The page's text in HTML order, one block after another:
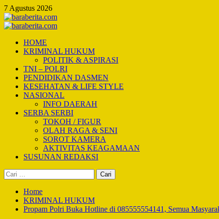
Skip
to
content
7 Agustus 2026
Primary
HOME
KRIMINAL HUKUM
POLITIK & ASPIRASI
TNI – POLRI
PENDIDIKAN DASMEN
KESEHATAN & LIFE STYLE
NASIONAL
INFO DAERAH
SERBA SERBI
TOKOH / FIGUR
OLAH RAGA & SENI
SOROT KAMERA
AKTIVITAS KEAGAMAAN
SUSUNAN REDAKSI
Cari
untuk:
Home
KRIMINAL HUKUM
Propam Polri Buka Hotline di 085555554141, Semua